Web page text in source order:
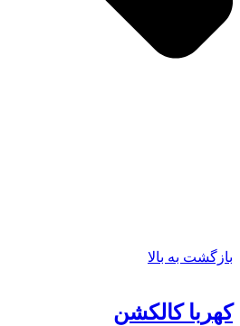
بازگشت به بالا
کهربا کالکشن